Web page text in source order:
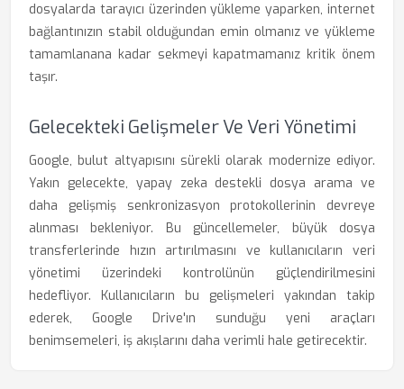
dosyalarda tarayıcı üzerinden yükleme yaparken, internet
bağlantınızın stabil olduğundan emin olmanız ve yükleme
tamamlanana kadar sekmeyi kapatmamanız kritik önem
taşır.
Gelecekteki Gelişmeler Ve Veri Yönetimi
Google, bulut altyapısını sürekli olarak modernize ediyor.
Yakın gelecekte, yapay zeka destekli dosya arama ve
daha gelişmiş senkronizasyon protokollerinin devreye
alınması bekleniyor. Bu güncellemeler, büyük dosya
transferlerinde hızın artırılmasını ve kullanıcıların veri
yönetimi üzerindeki kontrolünün güçlendirilmesini
hedefliyor. Kullanıcıların bu gelişmeleri yakından takip
ederek, Google Drive'ın sunduğu yeni araçları
benimsemeleri, iş akışlarını daha verimli hale getirecektir.